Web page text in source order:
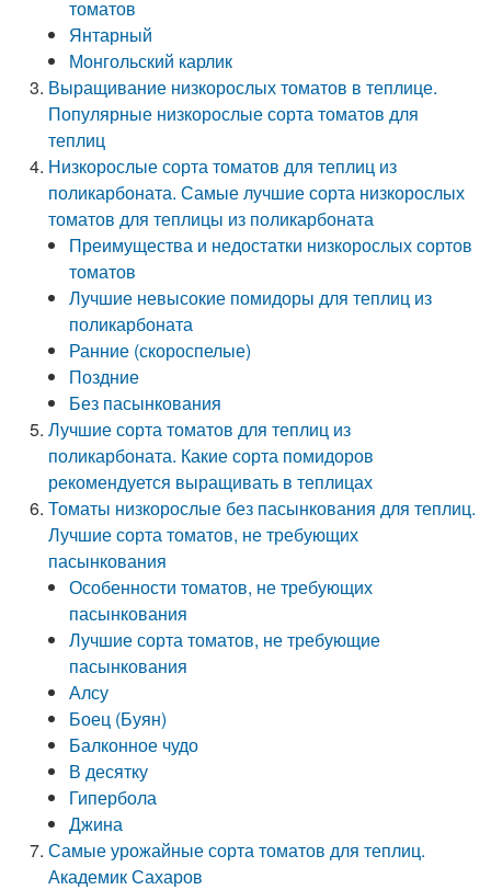
томатов
Янтарный
Монгольский карлик
Выращивание низкорослых томатов в теплице.
Популярные низкорослые сорта томатов для
теплиц
Низкорослые сорта томатов для теплиц из
поликарбоната. Самые лучшие сорта низкорослых
томатов для теплицы из поликарбоната
Преимущества и недостатки низкорослых сортов
томатов
Лучшие невысокие помидоры для теплиц из
поликарбоната
Ранние (скороспелые)
Поздние
Без пасынкования
Лучшие сорта томатов для теплиц из
поликарбоната. Какие сорта помидоров
рекомендуется выращивать в теплицах
Томаты низкорослые без пасынкования для теплиц.
Лучшие сорта томатов, не требующих
пасынкования
Особенности томатов, не требующих
пасынкования
Лучшие сорта томатов, не требующие
пасынкования
Алсу
Боец (Буян)
Балконное чудо
В десятку
Гипербола
Джина
Самые урожайные сорта томатов для теплиц.
Академик Сахаров